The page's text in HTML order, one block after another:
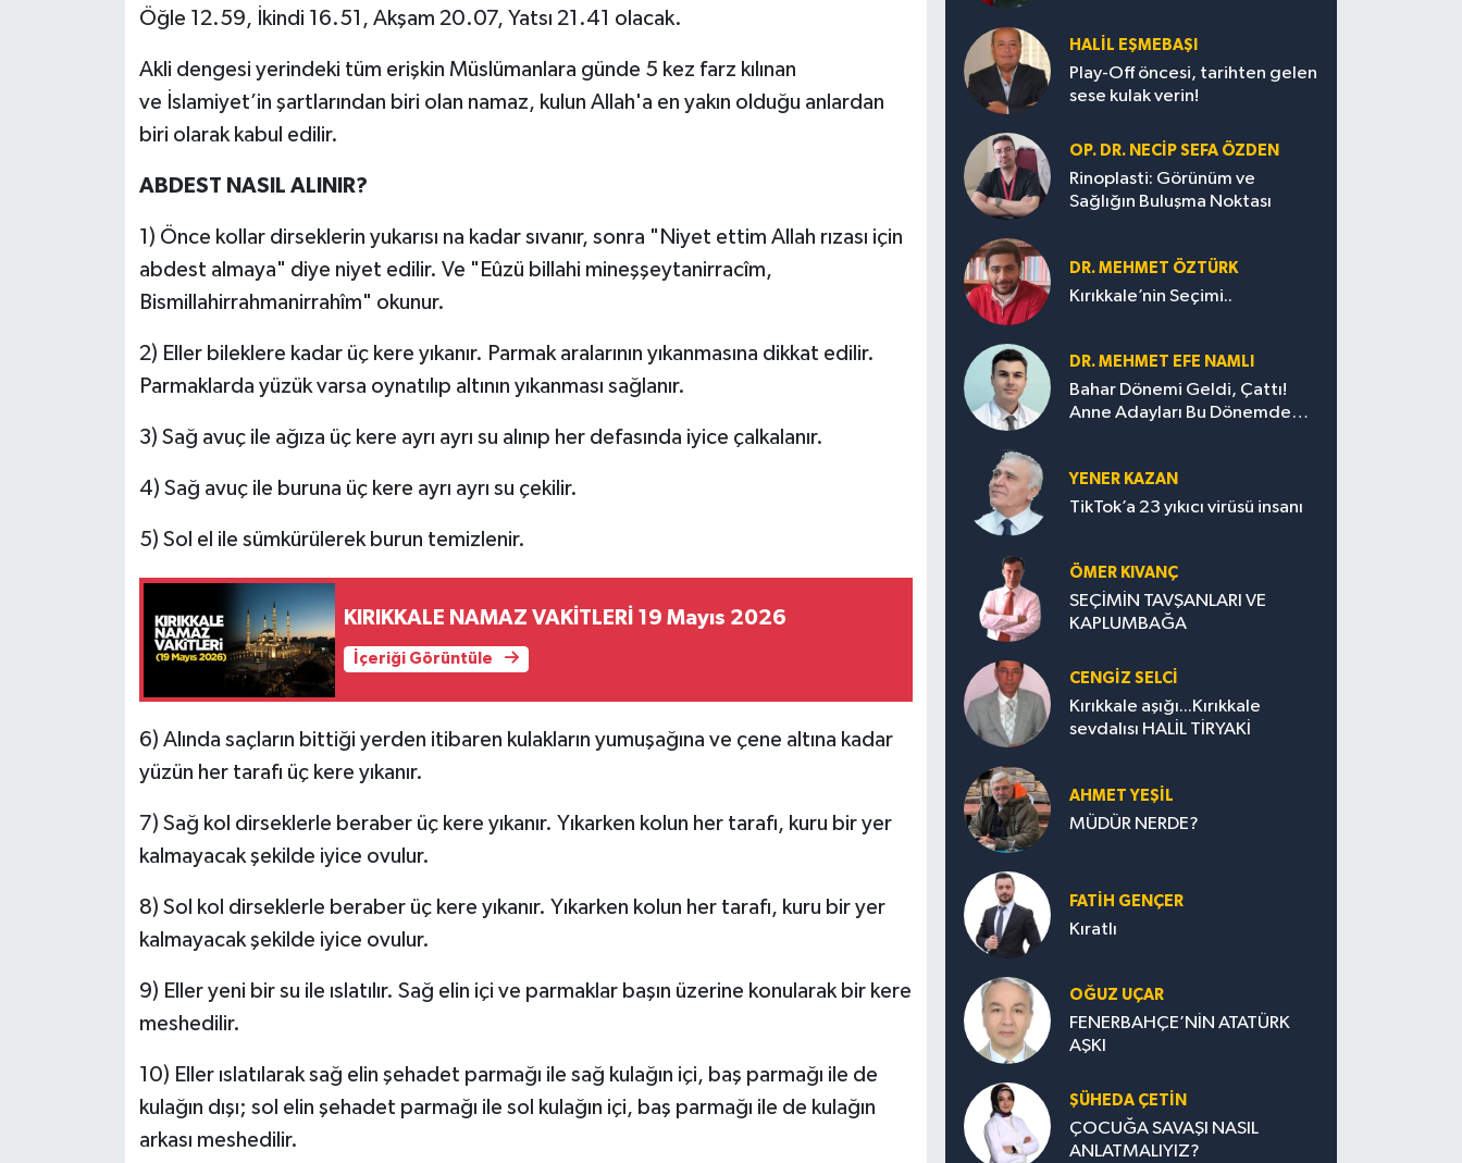
Öğle 12.59, İkindi 16.51, Akşam 20.07, Yatsı 21.41 olacak.
Akli dengesi yerindeki tüm erişkin Müslümanlara günde 5 kez farz kılınan
ve İslamiyet’in şartlarından biri olan namaz, kulun Allah'a en yakın olduğu anlardan
biri olarak kabul edilir.
ABDEST NASIL ALINIR?
1) Önce kollar dirseklerin yukarısı na kadar sıvanır, sonra "Niyet ettim Allah rızası için
abdest almaya" diye niyet edilir. Ve "Eûzü billahi mineşşeytanirracîm,
Bismillahirrahmanirrahîm" okunur.
2) Eller bileklere kadar üç kere yıkanır. Parmak aralarının yıkanmasına dikkat edilir.
Parmaklarda yüzük varsa oynatılıp altının yıkanması sağlanır.
3) Sağ avuç ile ağıza üç kere ayrı ayrı su alınıp her defasında iyice çalkalanır.
4) Sağ avuç ile buruna üç kere ayrı ayrı su çekilir.
5) Sol el ile sümkürülerek burun temizlenir.
KIRIKKALE NAMAZ VAKİTLERİ 19 Mayıs 2026
İçeriği Görüntüle
6) Alında saçların bittiği yerden itibaren kulakların yumuşağına ve çene altına kadar
yüzün her tarafı üç kere yıkanır.
7) Sağ kol dirseklerle beraber üç kere yıkanır. Yıkarken kolun her tarafı, kuru bir yer
kalmayacak şekilde iyice ovulur.
8) Sol kol dirseklerle beraber üç kere yıkanır. Yıkarken kolun her tarafı, kuru bir yer
kalmayacak şekilde iyice ovulur.
9) Eller yeni bir su ile ıslatılır. Sağ elin içi ve parmaklar başın üzerine konularak bir kere
meshedilir.
10) Eller ıslatılarak sağ elin şehadet parmağı ile sağ kulağın içi, baş parmağı ile de
kulağın dışı; sol elin şehadet parmağı ile sol kulağın içi, baş parmağı ile de kulağın
arkası meshedilir.
HALIL EŞMEBAŞI
Play-Off öncesi, tarihten gelen
sese kulak verin!
OP. DR. NECIP SEFA ÖZDEN
Rinoplasti: Görünüm ve
Sağlığın Buluşma Noktası
DR. MEHMET ÖZTÜRK
Kırıkkale’nin Seçimi..
DR. MEHMET EFE NAMLI
Bahar Dönemi Geldi, Çattı!
Anne Adayları Bu Dönemde
YENER KAZAN
TikTok’a 23 yıkıcı virüsü insanı
ÖMER KIVANÇ
SEÇİMİN TAVŞANLARI VE
KAPLUMBAĞA
CENGİZ SELCİ
Kırıkkale aşığı...Kırıkkale
sevdalısı HALİL TİRYAKİ
AHMET YEŞİL
MÜDÜR NERDE?
FATIH GENÇER
Kıratlı
OĞUZ UÇAR
FENERBAHÇE’NİN ATATÜRK
AŞKI
ŞÜHEDA ÇETİN
ÇOCUĞA SAVAŞI NASIL
ANLATMALIYIZ?